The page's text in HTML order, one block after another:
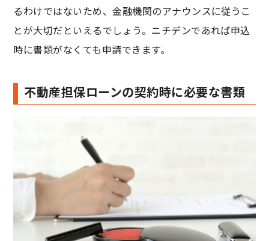
るわけではないため、金融機関のアナウンスに従うこ
とが大切だといえるでしょう。ニチデンであれば申込
時に書類がなくても申請できます。
不動産担保ローンの契約時に必要な書類